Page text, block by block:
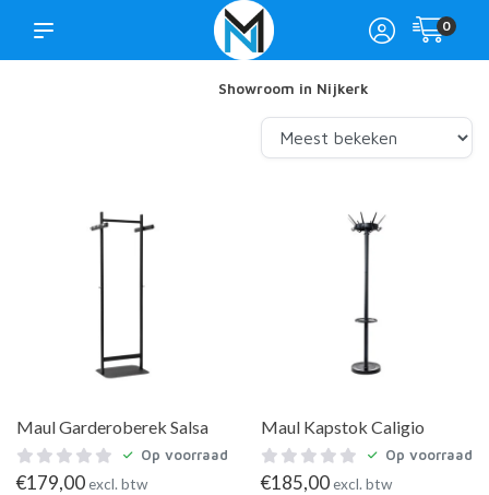
0
Showroom in Nijkerk
Maul Garderoberek Salsa
Op voorraad
€179,00excl. btw
Maul Kapstok Caligio
Op voorraad
€185,00excl. btw